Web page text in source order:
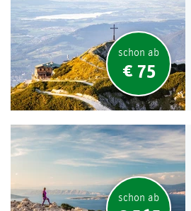
schon ab
€ 75
schon ab